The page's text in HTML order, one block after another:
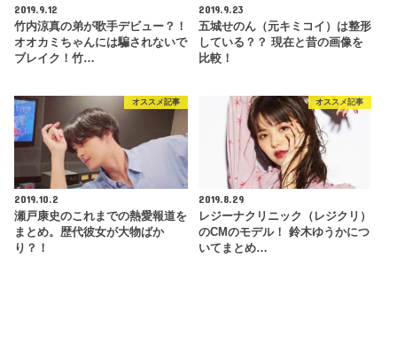
2019.9.12
竹内涼真の弟が歌手デビュー？！
オオカミちゃんには騙されないで
ブレイク！竹…
2019.9.23
五城せのん（元キミコイ）は整形
している？？ 現在と昔の画像を
比較！
オススメ記事
2019.10.2
瀬戸康史のこれまでの熱愛報道を
まとめ。歴代彼女が大物ばか
り？！
オススメ記事
2019.8.29
レジーナクリニック（レジクリ）
のCMのモデル！ 鈴木ゆうかにつ
いてまとめ…